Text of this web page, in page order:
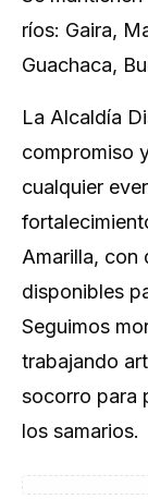
ríos: Gaira,
Guachaca,
La Alcaldía
compromiso
cualquier
Amarilla, con
disponibles
Seguimos
trabajando
socorro para
los samarios.